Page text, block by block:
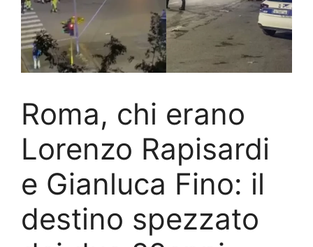
Roma, chi erano
Lorenzo Rapisardi
e Gianluca Fino: il
destino spezzato